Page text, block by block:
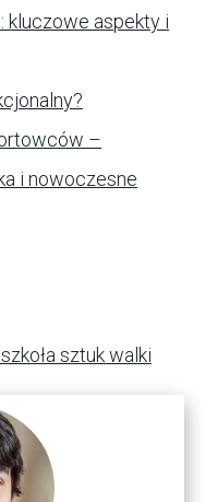
kluczowe aspekty i
–
i nowoczesne
sztuk walki